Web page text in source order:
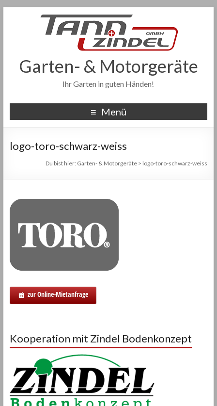
Garten- & Motorgeräte
Ihr Garten in guten Händen!
Menü
logo-toro-schwarz-weiss
Du bist hier: Garten- & Motorgeräte > logo-toro-schwarz-weiss
zur Online-Mietanfrage
Kooperation mit Zindel Bodenkonzept